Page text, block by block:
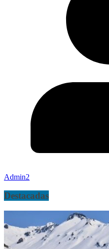
Admin2
Destacadas